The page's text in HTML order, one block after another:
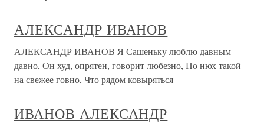
АЛЕКСАНДР ИВАНОВ
АЛЕКСАНДР ИВАНОВ Я Сашеньку люблю давным-
давно, Он худ, опрятен, говорит любезно, Но нюх такой
на свежее говно, Что рядом ковыряться
ИВАНОВ АЛЕКСАНДР